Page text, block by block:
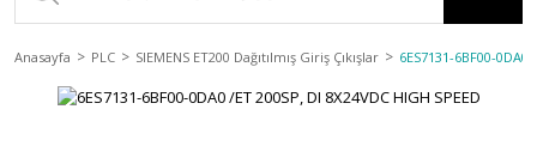
Anasayfa PLC SIEMENS ET200 Dağıtılmış Giriş Çıkışlar 6ES7131-6BF00-0DA0